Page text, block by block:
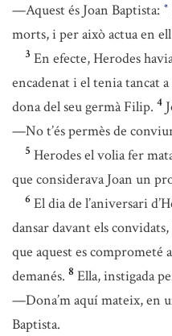
—Aquest és Joan Baptista: *
morts, i per això actua en
3 En efecte, Herodes
encadenat i el tenia tancat a
dona del seu germà Filip. 4
—No t’és permès de
5 Herodes el volia fer
que considerava Joan un
6 El dia de l’aniversari
dansar davant els
que aquest es
demanés. 8 Ella, instigada
—Dona’m aquí mateix, en
Baptista.